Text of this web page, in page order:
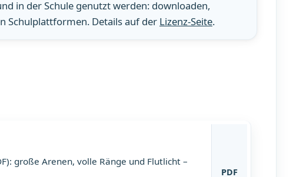
in der Schule genutzt werden: downloaden,
Schulplattformen. Details auf der Lizenz-Seite.
große Arenen, volle Ränge und Flutlicht –
PDF